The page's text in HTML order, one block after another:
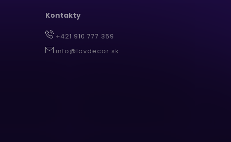
Kontakty
+421 910 777 359
info@lavdecor.sk